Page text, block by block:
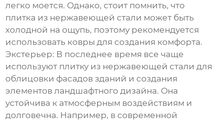
легко моется. Однако, стоит помнить, что
плитка из нержавеющей стали может быть
холодной на ощупь, поэтому рекомендуется
использовать ковры для создания комфорта.
Экстерьер: В последнее время все чаще
используют плитку из нержавеющей стали для
облицовки фасадов зданий и создания
элементов ландшафтного дизайна. Она
устойчива к атмосферным воздействиям и
долговечна. Например, в современной